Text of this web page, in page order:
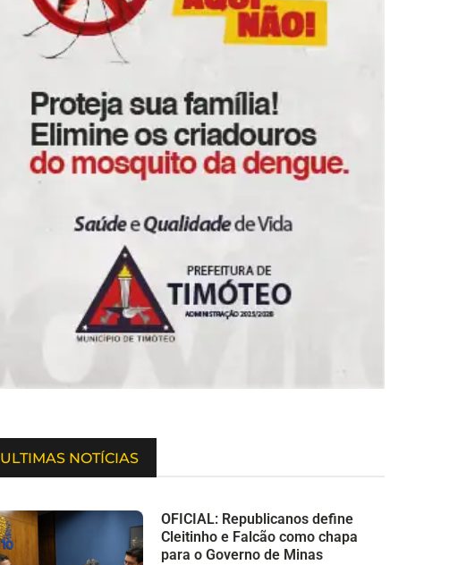
ULTIMAS NOTÍCIAS
OFICIAL: Republicanos define
Cleitinho e Falcão como chapa
para o Governo de Minas